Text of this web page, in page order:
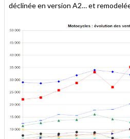
déclinée en version A2… et